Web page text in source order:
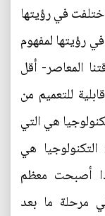
في رؤيتها
رؤيتها لمفهوم
المعاصر- أقل
للتعميم من
هي التي
هي
أصبحت معظم
مرحلة ما بعد